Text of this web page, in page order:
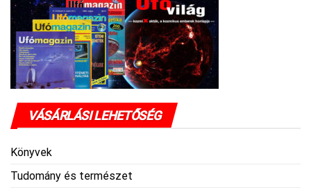
VÁSÁRLÁSI LEHETŐSÉG
Könyvek
Tudomány és természet